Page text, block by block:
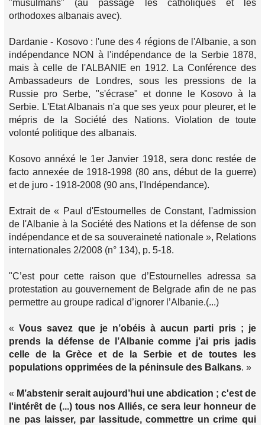
"musulmans" (au passage les catholiques et les
orthodoxes albanais avec).
Dardanie - Kosovo : l'une des 4 régions de l'Albanie, a son
indépendance NON à l'indépendance de la Serbie 1878,
mais à celle de l'ALBANIE en 1912. La Conférence des
Ambassadeurs de Londres, sous les pressions de la
Russie pro Serbe, "s'écrase" et donne le Kosovo à la
Serbie. L'Etat Albanais n'a que ses yeux pour pleurer, et le
mépris de la Société des Nations. Violation de toute
volonté politique des albanais.
Kosovo annéxé le 1er Janvier 1918, sera donc restée de
facto annexée de 1918-1998 (80 ans, début de la guerre)
et de juro - 1918-2008 (90 ans, l'Indépendance).
Extrait de « Paul d'Estournelles de Constant, l'admission
de l'Albanie à la Société des Nations et la défense de son
indépendance et de sa souveraineté nationale », Relations
internationales 2/2008 (n° 134), p. 5-18.
"C’est pour cette raison que d’Estournelles adressa sa
protestation au gouvernement de Belgrade afin de ne pas
permettre au groupe radical d’ignorer l’Albanie.(...)
«Vous savez que je n’obéis à aucun parti pris ; je
prends la défense de l’Albanie comme j’ai pris jadis
celle de la Grèce et de la Serbie et de toutes les
populations opprimées de la péninsule des Balkans. »
« M’abstenir serait aujourd’hui une abdication ; c'est de
l'intérêt de (...) tous nos Alliés, ce sera leur honneur de
ne pas laisser, par lassitude, commettre un crime qui